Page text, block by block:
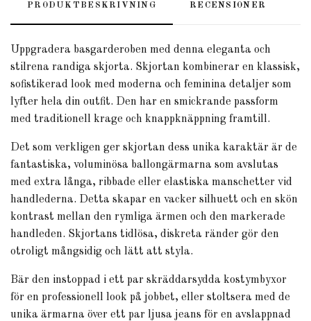
PRODUKTBESKRIVNING RECENSIONER
Uppgradera basgarderoben med denna eleganta och
stilrena randiga skjorta. Skjortan kombinerar en klassisk,
sofistikerad look med moderna och feminina detaljer som
lyfter hela din outfit. Den har en smickrande passform
med traditionell krage och knappknäppning framtill.
Det som verkligen ger skjortan dess unika karaktär är de
fantastiska, voluminösa ballongärmarna som avslutas
med extra långa, ribbade eller elastiska manschetter vid
handlederna. Detta skapar en vacker silhuett och en skön
kontrast mellan den rymliga ärmen och den markerade
handleden. Skjortans tidlösa, diskreta ränder gör den
otroligt mångsidig och lätt att styla.
Bär den instoppad i ett par skräddarsydda kostymbyxor
för en professionell look på jobbet, eller stoltsera med de
unika ärmarna över ett par ljusa jeans för en avslappnad